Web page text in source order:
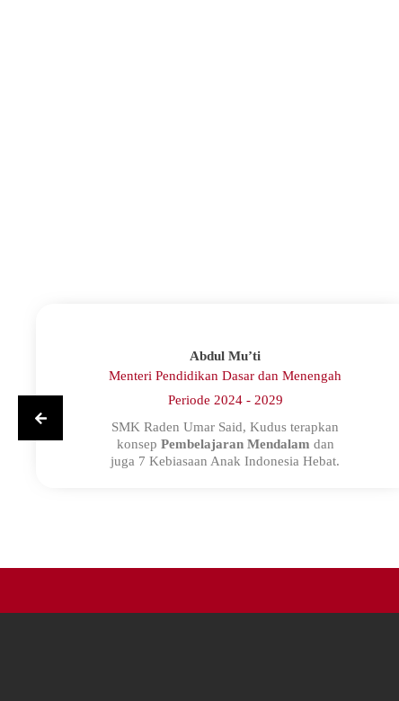
Abdul Mu’ti
Menteri Pendidikan Dasar dan Menengah
Periode 2024 - 2029
SMK Raden Umar Said, Kudus terapkan
konsep Pembelajaran Mendalam dan
juga 7 Kebiasaan Anak Indonesia Hebat.